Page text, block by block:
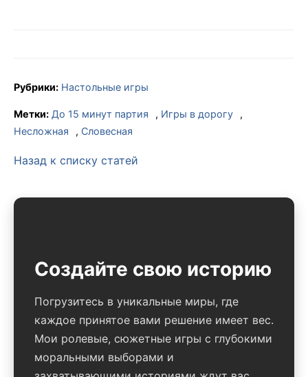
Рубрики: Настольные игры
Метки: До 15 минут партия , Игры в дорогу
,
Несложная
, Словесная
Назад к списку статей
Создайте свою историю
Погрузитесь в уникальные миры, где
каждое принятое вами решение имеет вес.
Мои ролевые, сюжетные игры с глубокими
моральными выборами и